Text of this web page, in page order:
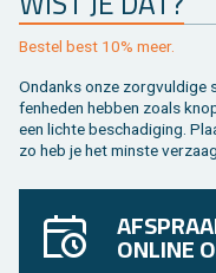
Be­stel best 10% meer.
On­danks onze zorg­vul­di­ge
fen­he­den heb­ben zoals
een lich­te be­scha­di­ging.
zo heb je het min­ste
ONLINE